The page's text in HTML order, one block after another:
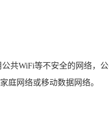
共WiFi等不安全的网络，
庭网络或移动数据网络。